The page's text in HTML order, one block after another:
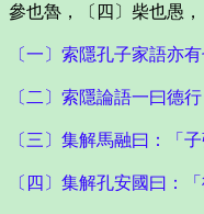
參也魯，〔四〕柴也愚
〔一〕索隱孔子家語亦
〔二〕索隱論語一曰德
〔三〕集解馬融曰：「
〔四〕集解孔安國曰：